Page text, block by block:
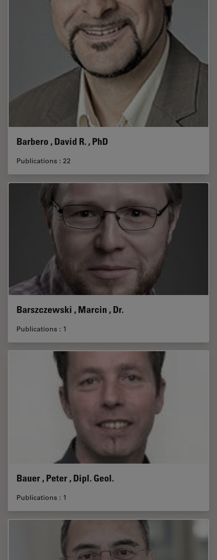
Barbero , David R. , PhD
Publications : 22
Barszczewski , Marcin , Dr.
Publications : 1
Bauer , Peter , Dipl. Geol.
Publications : 1